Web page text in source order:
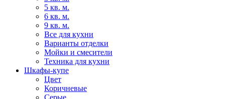
5 кв. м.
6 кв. м.
9 кв. м.
Все для кухни
Варианты отделки
Мойки и смесители
Техника для кухни
Шкафы-купе
Цвет
Коричневые
Серые